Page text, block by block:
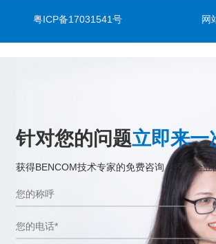
粤ICP备17031541号 网
针对您的问题立即来一
获得BENCOM技术专家的免费咨询，挖掘企业